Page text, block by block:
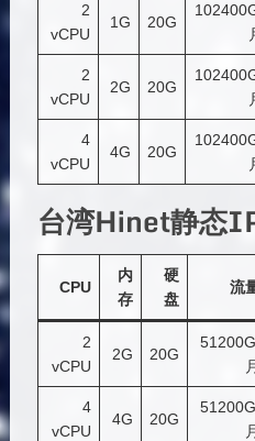
2
vCPU
1G 20G
2
vCPU
2G 20G
4
vCPU
4G 20G
台湾Hinet静态
CPU
内
存
硬
盘
流
2
vCPU
2G 20G
4
vCPU
4G 20G